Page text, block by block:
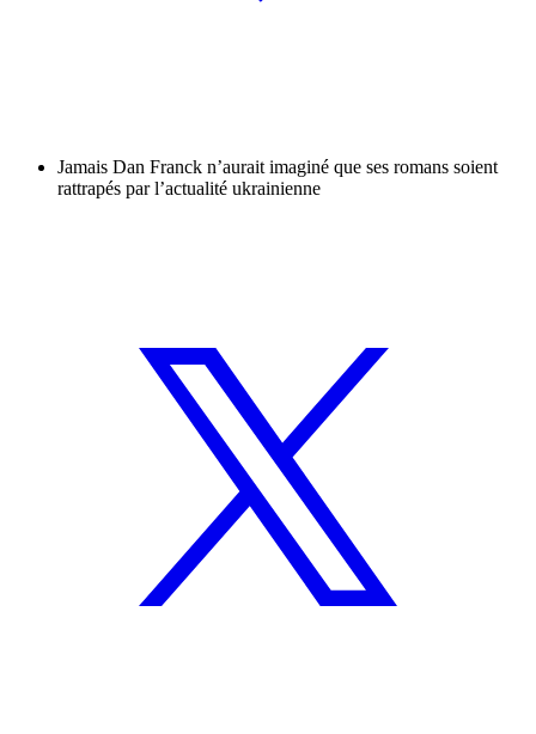
Jamais Dan Franck n’aurait imaginé que ses romans soient
rattrapés par l’actualité ukrainienne